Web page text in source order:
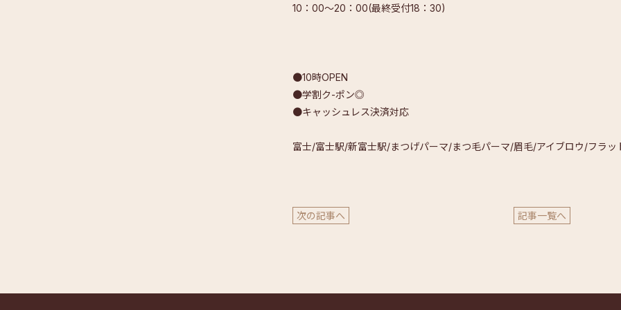
10：00～20：00(最終受付18：30)
●10時OPEN
●学割ク-ポン◎
●キャッシュレス決済対応
富士/富士駅/新富士駅/まつげパーマ/まつ毛パーマ/眉毛/アイブロウ/フラッ
次の記事へ 記事一覧へ